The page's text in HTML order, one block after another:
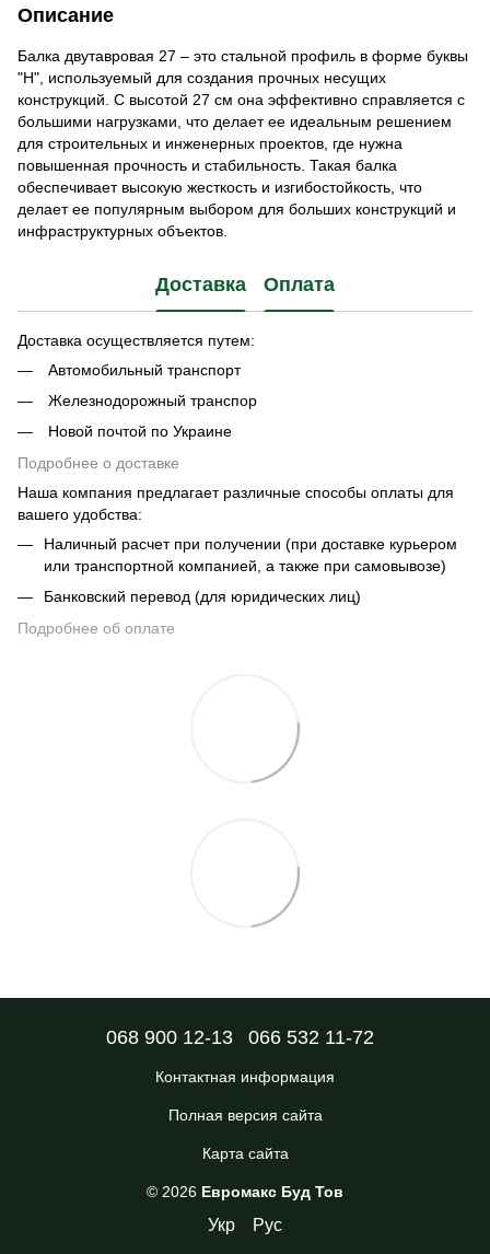
Описание
Балка двутавровая 27 – это стальной профиль в форме буквы
"Н", используемый для создания прочных несущих
конструкций. С высотой 27 см она эффективно справляется с
большими нагрузками, что делает ее идеальным решением
для строительных и инженерных проектов, где нужна
повышенная прочность и стабильность. Такая балка
обеспечивает высокую жесткость и изгибостойкость, что
делает ее популярным выбором для больших конструкций и
инфраструктурных объектов.
Доставка Оплата
Доставка осуществляется путем:
Автомобильный транспорт
Железнодорожный транспор
Новой почтой по Украине
Подробнее о доставке
Наша компания предлагает различные способы оплаты для
вашего удобства:
Наличный расчет при получении (при доставке курьером
или транспортной компанией, а также при самовывозе)
Банковский перевод (для юридических лиц)
Подробнее об оплате
068 900 12-13 066 532 11-72
Контактная информация
Полная версия сайта
Карта сайта
© 2026 Евромакс Буд Тов
Укр Рус